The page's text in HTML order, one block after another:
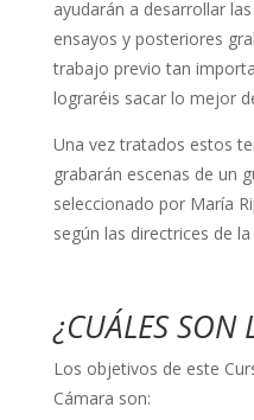
ayudarán a desarrollar
ensayos y posteriores
trabajo previo tan
lograréis sacar lo mejor
Una vez tratados estos
grabarán escenas de un
seleccionado por María
según las directrices de
¿CUÁLES SON
Los objetivos de este
Cámara son: